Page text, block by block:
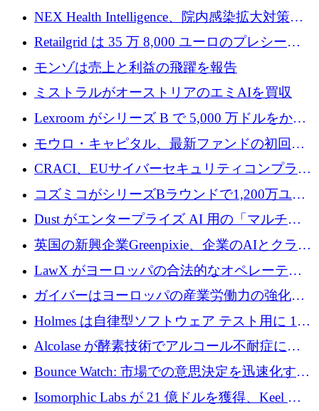
ラットフォームを拡大するために 1,740 万ド
NEX Health Intelligence、院内感染拡大対策に
100万ユーロを確保
Retailgrid は 35 万 8,000 ユーロのプレシード
ラウンドで小売業のスプレッドシートをター
ゲットにしています
モンゾは売上と利益の飛躍を報告
ミストラルがオーストリアのエミAIを買収
Lexroom がシリーズ B で 5,000 万ドルをかけ
てヨーロッパ大陸法用の法律 AI を構築
モウロ・キャピタル、最新ファンドの初回ク
ローズで4億ドルを確保
CRACI、EUサイバーセキュリティコンプライ
アンスプラットフォームのために140万ユーロ
コズミコがシリーズBラウンドで1,200万ユー
ロを調達
Dust がエンタープライズ AI 用の「マルチプ
レイヤー」オペレーティング システムを構築
するシリーズ B で 4,000 万ドルを調達
英国の新興企業Greenpixie、企業のAIとクラウ
ドのエネルギー無駄を削減するために470万ポ
ンドを調達
LawX がヨーロッパの合法的なオペレーティ
ング システムを構築するために 750 万ユーロ
を調達
ガイバーはヨーロッパの産業労働力の強化に
貢献するために 140 万ユーロを獲得
Holmes は自律型ソフトウェア テスト用に 110
万ユーロのプレシードを提供して開始
Alcolase が酵素技術でアルコール不耐症に取
り組むために 150 万ユーロを調達
Bounce Watch: 市場での意思決定を迅速化する
ためのインテリジェンス層を構築する
Isomorphic Labs が 21 億ドルを獲得、Keel の